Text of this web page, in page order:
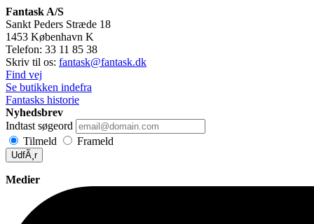
Fantask A/S
Sankt Peders Stræde 18
1453 København K
Telefon: 33 11 85 38
Skriv til os: fantask@fantask.dk
Find vej
Se butikken indefra
Fantasks historie
Nyhedsbrev
Indtast søgeord
Tilmeld
Frameld
UdfÃ¸r
Medier